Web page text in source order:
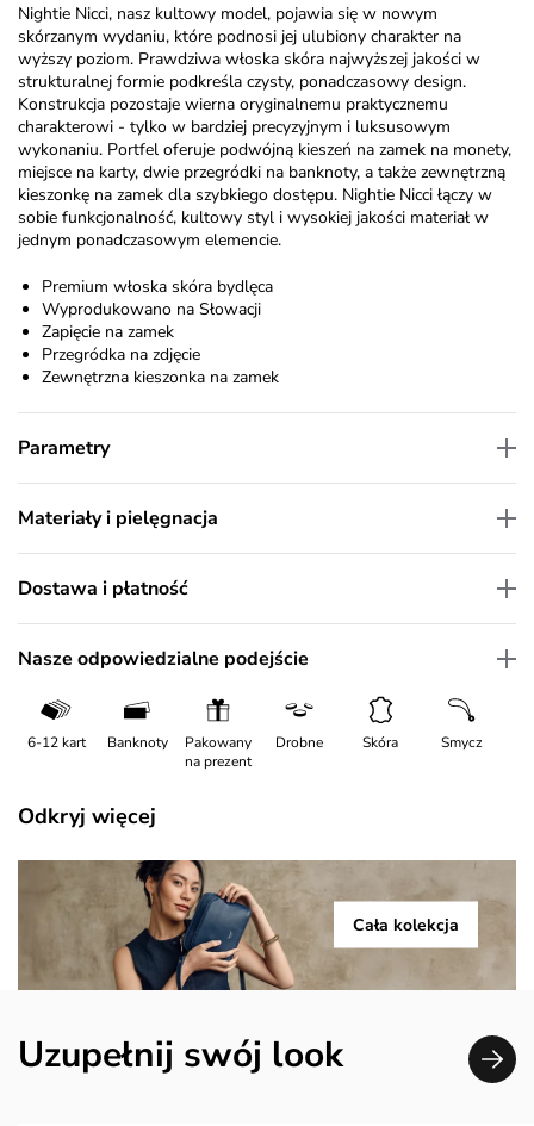
Nightie Nicci, nasz kultowy model, pojawia się w nowym
skórzanym wydaniu, które podnosi jej ulubiony charakter na
wyższy poziom. Prawdziwa włoska skóra najwyższej jakości w
strukturalnej formie podkreśla czysty, ponadczasowy design.
Konstrukcja pozostaje wierna oryginalnemu praktycznemu
charakterowi - tylko w bardziej precyzyjnym i luksusowym
wykonaniu. Portfel oferuje podwójną kieszeń na zamek na monety,
miejsce na karty, dwie przegródki na banknoty, a także zewnętrzną
kieszonkę na zamek dla szybkiego dostępu. Nightie Nicci łączy w
sobie funkcjonalność, kultowy styl i wysokiej jakości materiał w
jednym ponadczasowym elemencie.
Premium włoska skóra bydlęca
Wyprodukowano na Słowacji
Zapięcie na zamek
Przegródka na zdjęcie
Zewnętrzna kieszonka na zamek
Parametry
Materiały i pielęgnacja
Dostawa i płatność
Nasze odpowiedzialne podejście
6-12 kart Banknoty
Pakowany
na prezent
Drobne Skóra Smycz
Odkryj więcej
Cała kolekcja
Uzupełnij swój look